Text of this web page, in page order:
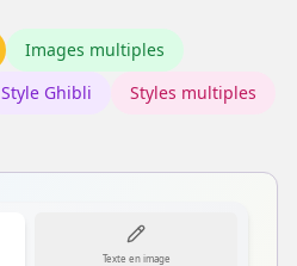
Images multiples
Style Ghibli Styles multiples
Texte en image